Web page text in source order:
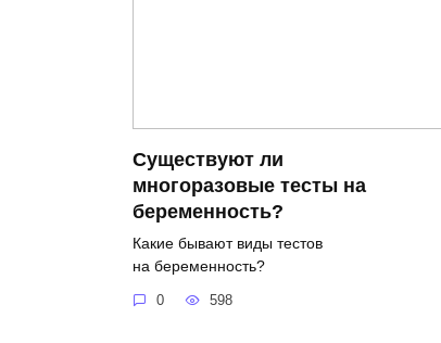
Существуют ли
многоразовые тесты на
беременность?
Какие бывают виды тестов
на беременность?
0 598